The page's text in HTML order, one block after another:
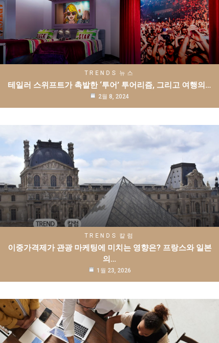
TRENDS 뉴스
테일러 스위프트가 촉발한 ‘투어’ 투어리즘, 그리고 여행의…
2월 8, 2024
TRENDS 칼럼
이중가격제가 관광 마케팅에 미치는 영향은? 프랑스와 일본
의…
1월 23, 2026